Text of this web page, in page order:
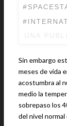
Sin embargo
meses de vida
acostumbra al
medio la
sobrepaso los
del nivel